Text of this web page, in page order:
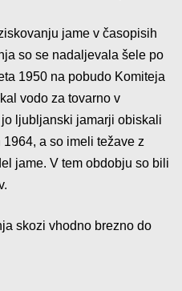
jame v časopisih
so se nadaljevala šele po
1950 na pobudo Komiteja
vodo za tovarno v
ljubljanski jamarji obiskali
a so imeli težave z
jame. V tem obdobju so bili
skozi vhodno brezno do